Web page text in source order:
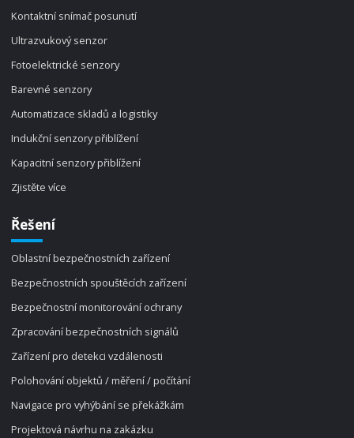
Kontaktní snímač posunutí
Ultrazvukový senzor
Fotoelektrické senzory
Barevné senzory
Automatizace skladů a logistiky
Indukční senzory přiblížení
Kapacitní senzory přiblížení
Zjistěte více
Řešení
Oblastní bezpečnostních zařízení
Bezpečnostních spouštěcích zařízení
Bezpečnostní monitorování ochrany
Zpracování bezpečnostních signálů
Zařízení pro detekci vzdálenosti
Polohování objektů / měření / počítání
Navigace pro vyhýbání se překážkám
Projektová návrhu na zakázku